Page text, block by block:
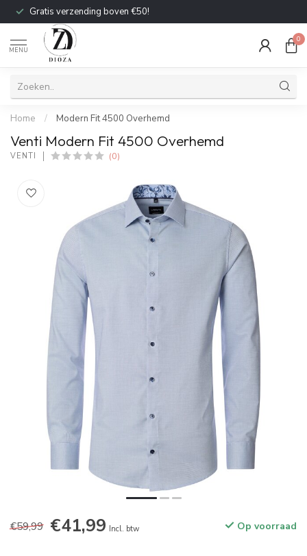
Gratis verzending boven €50!
MENU
0
Home / Modern Fit 4500 Overhemd
Venti Modern Fit 4500 Overhemd
VENTI (0)
€59,99 €41,99 Incl. btw Op voorraad